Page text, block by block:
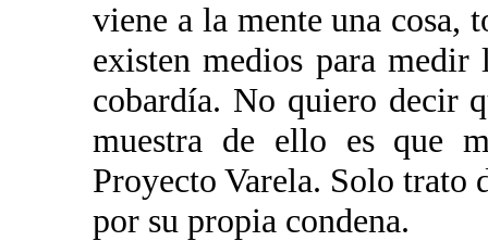
viene a la mente una cosa,
existen medios para
cobardía. No quiero decir
muestra de ello es que
Proyecto Varela. Solo trato
por su propia condena.